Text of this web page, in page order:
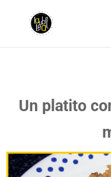
Un platito